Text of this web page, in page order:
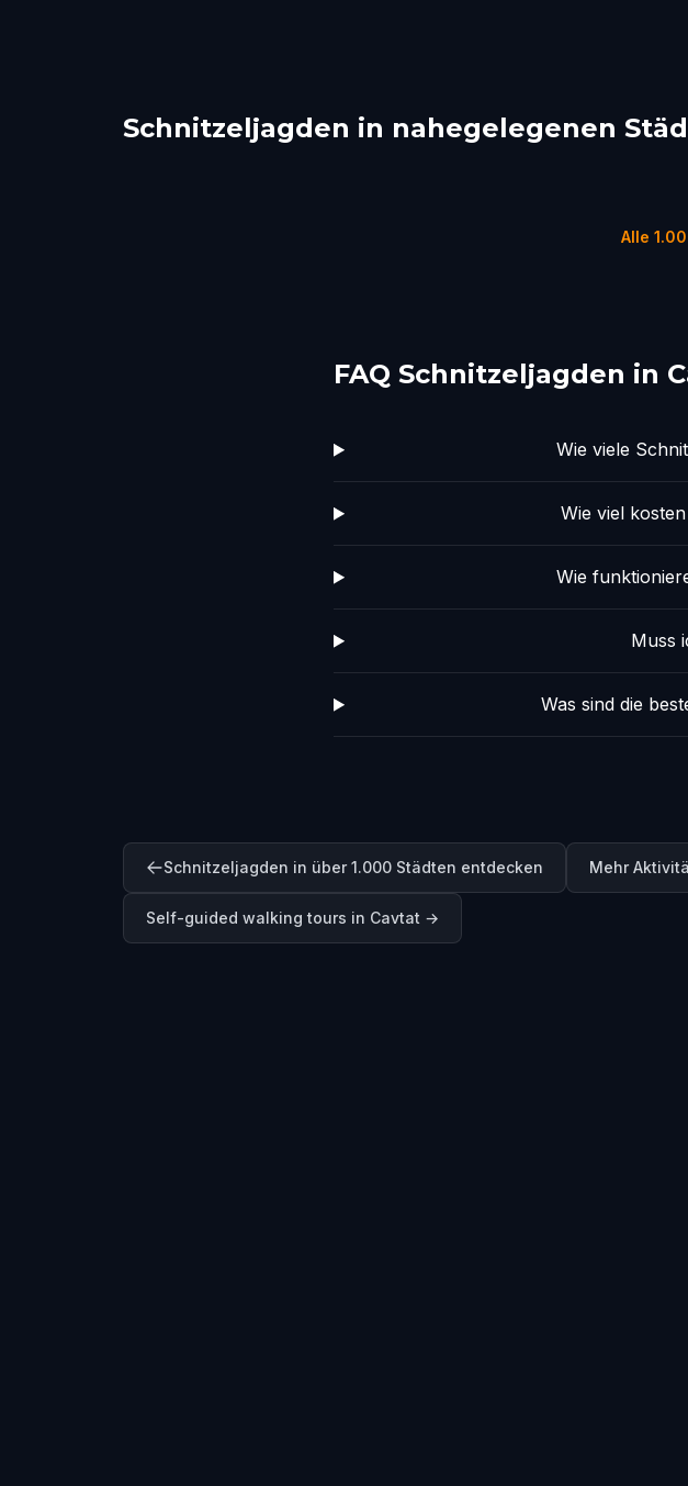
Schnitzeljagden in nahegelegenen
Mostar
Alle
FAQ Schnitzeljagden in
Wie viele
Wie viel
Wie
Muss
Was sind die
Schnitzeljagden in über 1.000 Städten entdecken Mehr
Self-guided walking tours in Cavtat →